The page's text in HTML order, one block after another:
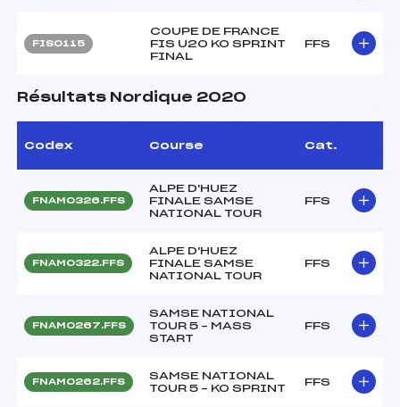
FIS0115
COUPE DE FRANCE
FIS U20 KO SPRINT
FINAL
FFS
Résultats Nordique 2020
Codex Course Cat.
FNAM0326.FFS
ALPE D'HUEZ
FINALE SAMSE
NATIONAL TOUR
FFS
FNAM0322.FFS
ALPE D'HUEZ
FINALE SAMSE
NATIONAL TOUR
FFS
FNAM0267.FFS
SAMSE NATIONAL
TOUR 5 – MASS
START
FFS
FNAM0262.FFS
SAMSE NATIONAL
TOUR 5 – KO SPRINT
FFS